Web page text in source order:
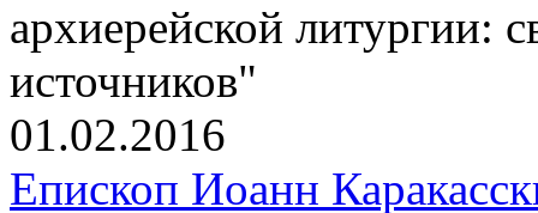
архиерейской литургии:
источников"
01.02.2016
Епископ Иоанн